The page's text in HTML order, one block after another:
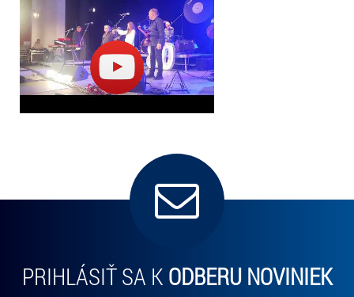
PRIHLÁSIŤ SA K ODBERU NOVINIEK